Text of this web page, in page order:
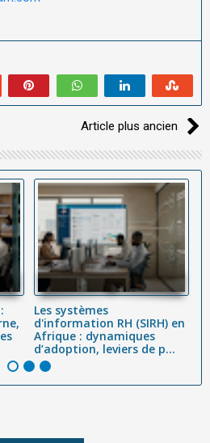
Article plus ancien
Les systèmes
d'information RH (SIRH) en
Afrique : dynamiques
d’adoption, leviers de p...